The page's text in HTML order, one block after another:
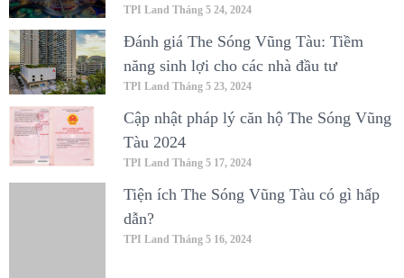
TPI Land Tháng 5 24, 2024
Đánh giá The Sóng Vũng Tàu: Tiềm
năng sinh lợi cho các nhà đầu tư
TPI Land Tháng 5 23, 2024
Cập nhật pháp lý căn hộ The Sóng Vũng
Tàu 2024
TPI Land Tháng 5 17, 2024
Tiện ích The Sóng Vũng Tàu có gì hấp
dẫn?
TPI Land Tháng 5 16, 2024